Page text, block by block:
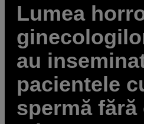
Lumea
au
pacientele
spermă fără